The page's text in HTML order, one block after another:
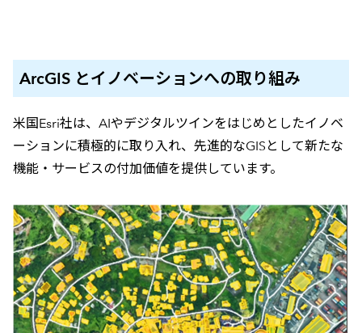
ArcGIS とイノベーションへの取り組み
米国Esri社は、AIやデジタルツインをはじめとしたイノベ
ーションに積極的に取り入れ、先進的なGISとして新たな
機能・サービスの付加価値を提供しています。